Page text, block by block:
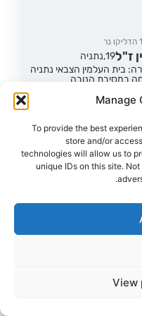
Manage
To provide the best
store and/or
technologies will allow us to
unique IDs on this site.
View
1 הדליקו נר
ז"ל19, נתניה
בית העלמין הצבאי נתניה
במסיבת הנובה